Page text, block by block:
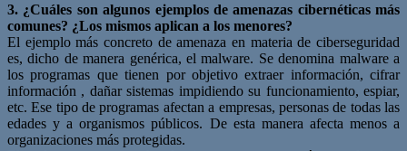
3. ¿Cuáles son algunos ejemplos de amenazas cibernéticas más
comunes? ¿Los mismos aplican a los menores?
El ejemplo más concreto de amenaza en materia de ciberseguridad
es, dicho de manera genérica, el malware. Se denomina malware a
los programas que tienen por objetivo extraer información, cifrar
información , dañar sistemas impidiendo su funcionamiento, espiar,
etc. Ese tipo de programas afectan a empresas, personas de todas las
edades y a organismos públicos. De esta manera afecta menos a
organizaciones más protegidas.